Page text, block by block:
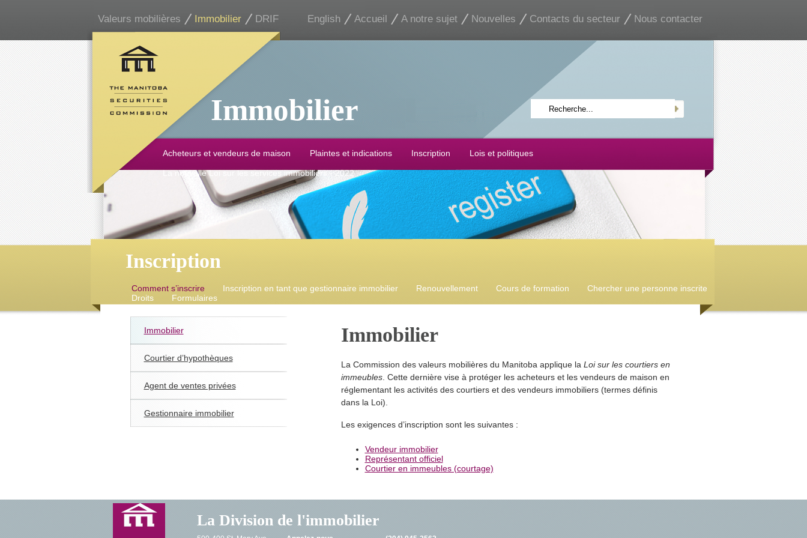
Valeurs mobilières Immobilier DRIF English Accueil A notre sujet Nouvelles Contacts du secteur Nous contacter
Acheteurs et vendeurs de maison Plaintes et indications Inscription Lois et politiques
La nouvelle Loi sur les services immobiliers - 2022
Immobilier
Inscription
Comment s’inscrire Inscription en tant que gestionnaire immobilier Renouvellement Cours de formation
Chercher une personne inscrite
Droits
Formulaires
Immobilier
Courtier d’hypothèques
Agent de ventes privées
Gestionnaire immobilier
Immobilier
La Commission des valeurs mobilières du Manitoba applique la Loi sur les courtiers en
immeubles. Cette dernière vise à protéger les acheteurs et les vendeurs de maison en
réglementant les activités des courtiers et des vendeurs immobiliers (termes définis
dans la Loi).
Les exigences d’inscription sont les suivantes :
Vendeur immobilier
Représentant officiel
Courtier en immeubles (courtage)
La Division de l'immobilier